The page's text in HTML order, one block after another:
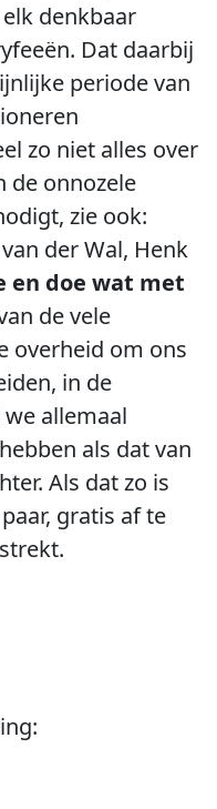
denkbaar
Dat daarbij
periode van
zo niet alles over
de onnozele
zie ook:
der Wal, Henk
en doe wat met
de vele
overheid om ons
in de
allemaal
als dat van
Als dat zo is
gratis af te